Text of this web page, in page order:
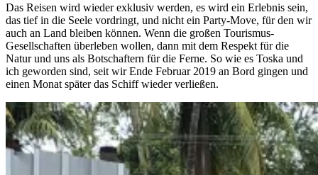
Das Reisen wird wieder exklusiv werden, es wird ein Erlebnis sein,
das tief in die Seele vordringt, und nicht ein Party-Move, für den wir
auch an Land bleiben können. Wenn die großen Tourismus-
Gesellschaften überleben wollen, dann mit dem Respekt für die
Natur und uns als Botschaftern für die Ferne. So wie es Toska und
ich geworden sind, seit wir Ende Februar 2019 an Bord gingen und
einen Monat später das Schiff wieder verließen.